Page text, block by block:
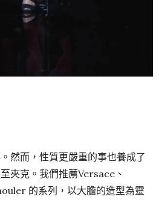
然而，性質更嚴重的事也養成了
夾克。我們推薦Versace、
的系列，以大膽的造型為靈